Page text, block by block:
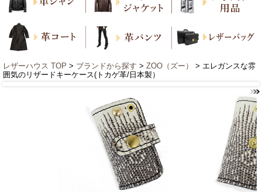
レザーハウス TOP > ブランドから探す > ZOO（ズー）
> エレガンスな雰
囲気のリザードキーケース(トカゲ革/日本製）